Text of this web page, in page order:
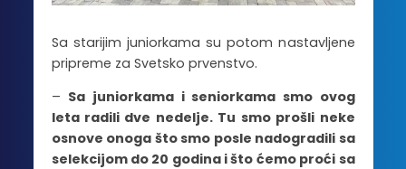
Sa starijim juniorkama su potom nastavljene
pripreme za Svetsko prvenstvo.
– Sa juniorkama i seniorkama smo ovog
leta radili dve nedelje. Tu smo prošli neke
osnove onoga što smo posle nadogradili sa
selekcijom do 20 godina i što ćemo proći sa